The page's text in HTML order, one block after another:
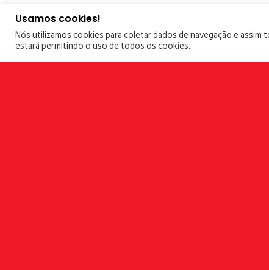
Usamos cookies!
Nós utilizamos cookies para coletar dados de navegação e
estará permitindo o uso de todos os cookies.